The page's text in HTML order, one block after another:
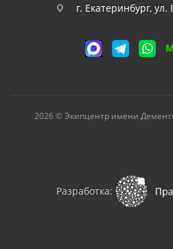
г. Екатеринбург,
2026 © Экипцентр имени
Разработка: